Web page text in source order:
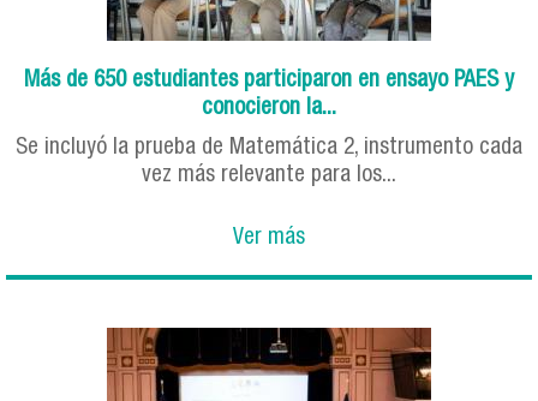
Más de 650 estudiantes participaron en ensayo PAES y
conocieron la...
Se incluyó la prueba de Matemática 2, instrumento cada
vez más relevante para los...
Ver más